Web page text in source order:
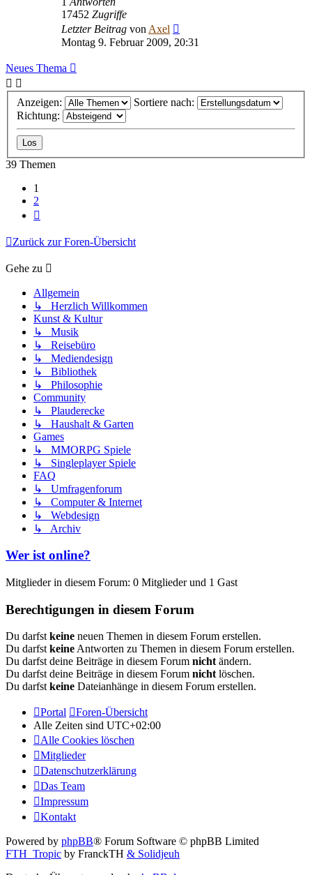
17452 Zugriffe
Letzter Beitrag von Axel
Montag 9. Februar 2009, 20:31
Neues Thema
Anzeigen:
Sortiere nach:
Richtung:
39 Themen
1
2
Zurück zur Foren-Übersicht
Gehe zu
Allgemein
↳ Herzlich Willkommen
Kunst & Kultur
↳ Musik
↳ Reisebüro
↳ Mediendesign
↳ Bibliothek
↳ Philosophie
Community
↳ Plauderecke
↳ Haushalt & Garten
Games
↳ MMORPG Spiele
↳ Singleplayer Spiele
FAQ
↳ Umfragenforum
↳ Computer & Internet
↳ Webdesign
↳ Archiv
Wer ist online?
Mitglieder in diesem Forum: 0 Mitglieder und 1 Gast
Berechtigungen in diesem Forum
Du darfstkeine neuen Themen in diesem Forum erstellen.
Du darfstkeineAntworten zu Themen in diesem Forum erstellen.
Du darfst deine Beiträge in diesem Forum nichtändern.
Du darfst deine Beiträge in diesem Forum nichtlöschen.
Du darfstkeine Dateianhänge in diesem Forum erstellen.
Portal
Foren-Übersicht
Alle Zeiten sind UTC+02:00
Alle Cookies löschen
Mitglieder
Datenschutzerklärung
Das Team
Impressum
Kontakt
Powered by phpBB® Forum Software © phpBB Limited
FTH_Tropic by FranckTH & Solidjeuh